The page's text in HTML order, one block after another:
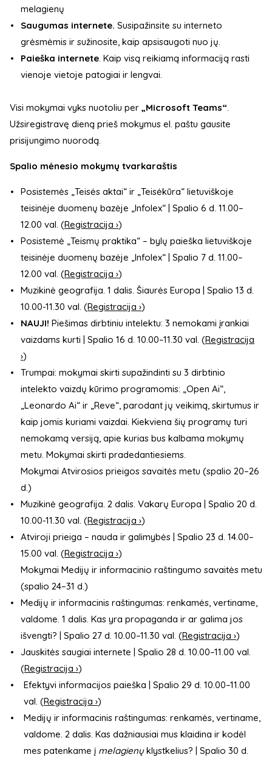
melagienų
Saugumas internete. Susipažinsite su interneto
grėsmėmis ir sužinosite, kaip apsisaugoti nuo jų.
Paieška internete. Kaip visą reikiamą informaciją rasti
vienoje vietoje patogiai ir lengvai.
Visi mokymai vyks nuotoliu per „Microsoft Teams“.
Užsiregistravę dieną prieš mokymus el. paštu gausite
prisijungimo nuorodą.
Spalio mėnesio mokymų tvarkaraštis
Posistemės „Teisės aktai“ ir „Teisėkūra“ lietuviškoje
teisinėje duomenų bazėje „Infolex“ | Spalio 6 d. 11.00–
12.00 val. (Registracija ›)
Posistemė „Teismų praktika“ – bylų paieška lietuviškoje
teisinėje duomenų bazėje „Infolex“ | Spalio 7 d. 11.00–
12.00 val. (Registracija ›)
Muzikinė geografija. 1 dalis. Šiaurės Europa | Spalio 13 d.
10.00-11.30 val. (Registracija ›)
NAUJI! Piešimas dirbtiniu intelektu: 3 nemokami įrankiai
vaizdams kurti | Spalio 16 d. 10.00–11.30 val. (Registracija
›)
Trumpai: mokymai skirti supažindinti su 3 dirbtinio
intelekto vaizdų kūrimo programomis: „Open Ai“,
„Leonardo Ai“ ir „Reve“, parodant jų veikimą, skirtumus ir
kaip jomis kuriami vaizdai. Kiekviena šių programų turi
nemokamą versiją, apie kurias bus kalbama mokymų
metu. Mokymai skirti pradedantiesiems.
Mokymai Atvirosios prieigos savaitės metu (spalio 20–26
d.)
Muzikinė geografija. 2 dalis. Vakarų Europa | Spalio 20 d.
10.00-11.30 val. (Registracija ›)
Atviroji prieiga – nauda ir galimybės | Spalio 23 d. 14.00–
15.00 val. (Registracija ›)
Mokymai Medijų ir informacinio raštingumo savaitės metu
(spalio 24–31 d.)
Medijų ir informacinis raštingumas: renkamės, vertiname,
valdome. 1 dalis. Kas yra propaganda ir ar galima jos
išvengti? | Spalio 27 d. 10.00–11.30 val. (Registracija ›)
Jauskitės saugiai internete | Spalio 28 d. 10.00–11.00 val.
(Registracija ›)
Efektyvi informacijos paieška | Spalio 29 d. 10.00–11.00
val. (Registracija ›)
Medijų ir informacinis raštingumas: renkamės, vertiname,
valdome. 2 dalis. Kas dažniausiai mus klaidina ir kodėl
mes patenkame į melagienųklystkelius? | Spalio 30 d.